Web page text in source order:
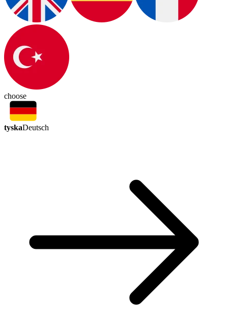
choose
tyskaDeutsch